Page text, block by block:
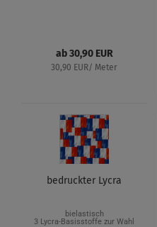
ab 30,90 EUR
30,90 EUR/ Meter
bedruckter Lycra
bielastisch
3 Lycra-Basisstoffe zur Wahl